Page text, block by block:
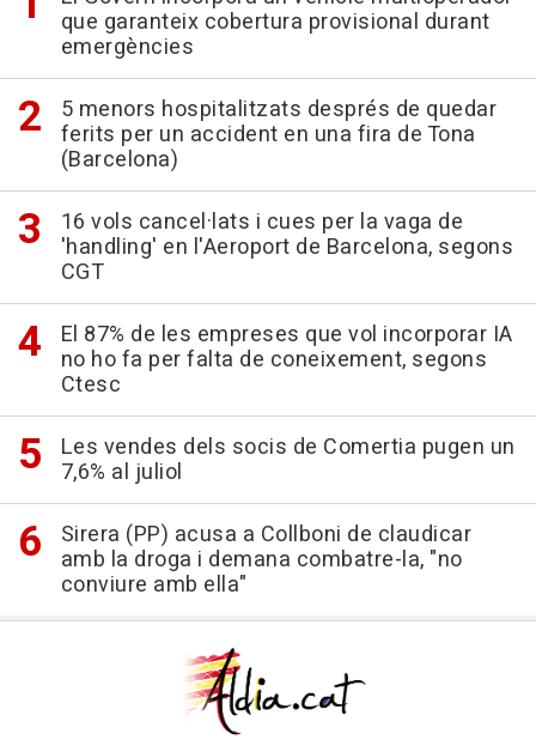
que garanteix cobertura provisional durant
emergències
5 menors hospitalitzats després de quedar
ferits per un accident en una fira de Tona
(Barcelona)
16 vols cancel·lats i cues per la vaga de
'handling' en l'Aeroport de Barcelona, segons
CGT
El 87% de les empreses que vol incorporar IA
no ho fa per falta de coneixement, segons
Ctesc
Les vendes dels socis de Comertia pugen un
7,6% al juliol
Sirera (PP) acusa a Collboni de claudicar
amb la droga i demana combatre-la, "no
conviure amb ella"